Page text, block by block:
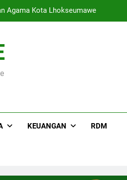
Sumut National Taekwondo
Tingkat Provinsi Aceh 2026
Agama Kota Lhokseumawe
KEUANGAN RDM